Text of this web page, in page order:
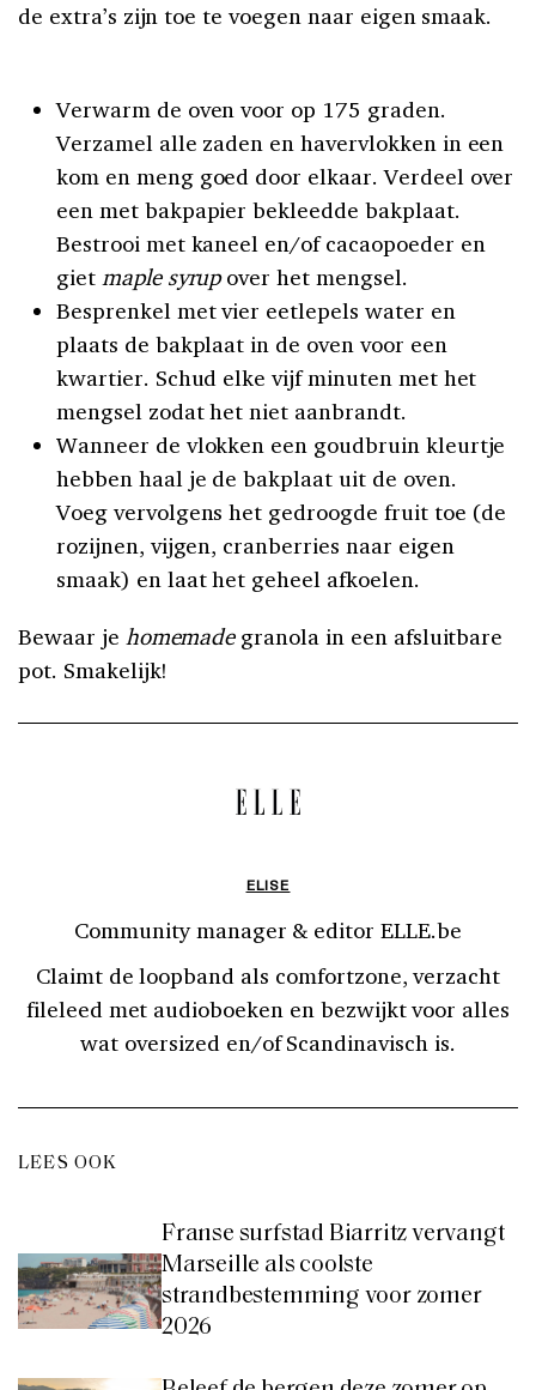
de extra’s zijn toe te voegen naar eigen smaak.
Verwarm de oven voor op 175 graden.
Verzamel alle zaden en havervlokken in een
kom en meng goed door elkaar. Verdeel over
een met bakpapier bekleedde bakplaat.
Bestrooi met kaneel en/of cacaopoeder en
giet maple syrupover het mengsel.
Besprenkel met vier eetlepels water en
plaats de bakplaat in de oven voor een
kwartier. Schud elke vijf minuten met het
mengsel zodat het niet aanbrandt.
Wanneer de vlokken een goudbruin kleurtje
hebben haal je de bakplaat uit de oven.
Voeg vervolgens het gedroogde fruit toe (de
rozijnen, vijgen, cranberries naar eigen
smaak) en laat het geheel afkoelen.
Bewaar je homemadegranola in een afsluitbare
pot. Smakelijk!
ELISE
Community manager & editor ELLE.be
Claimt de loopband als comfortzone, verzacht
fileleed met audioboeken en bezwijkt voor alles
wat oversized en/of Scandinavisch is.
LEES OOK
Franse surfstad Biarritz vervangt
Marseille als coolste
strandbestemming voor zomer
2026